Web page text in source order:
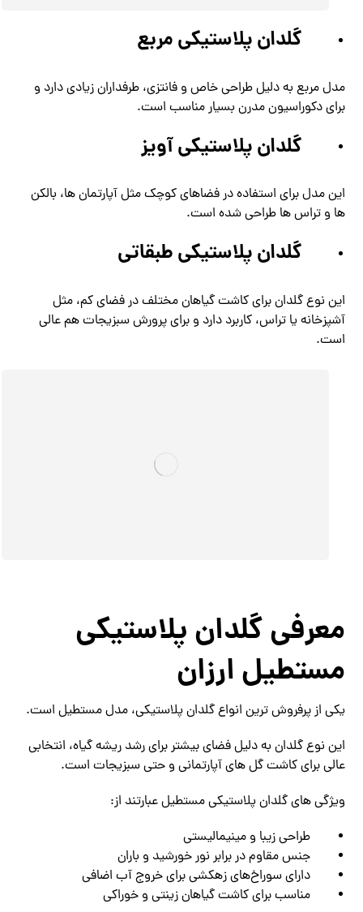
گلدان پلاستیکی مربع
مدل مربع به دلیل طراحی خاص و فانتزی، طرفداران زیادی دارد و
برای دکوراسیون مدرن بسیار مناسب است.
گلدان پلاستیکی آویز
این مدل برای استفاده در فضاهای کوچک مثل آپارتمان ها، بالکن
ها و تراس ها طراحی شده است.
گلدان پلاستیکی طبقاتی
این نوع گلدان برای کاشت گیاهان مختلف در فضای کم، مثل
آشپزخانه یا تراس، کاربرد دارد و برای پرورش سبزیجات هم عالی
است.
معرفی گلدان پلاستیکی
مستطیل ارزان
یکی از پرفروش ترین انواع گلدان پلاستیکی، مدل مستطیل است.
این نوع گلدان به دلیل فضای بیشتر برای رشد ریشه گیاه، انتخابی
عالی برای کاشت گل های آپارتمانی و حتی سبزیجات است.
ویژگی های گلدان پلاستیکی مستطیل عبارتند از:
طراحی زیبا و مینیمالیستی
جنس مقاوم در برابر نور خورشید و باران
دارای سوراخ‌های زهکشی برای خروج آب اضافی
مناسب برای کاشت گیاهان زینتی و خوراکی